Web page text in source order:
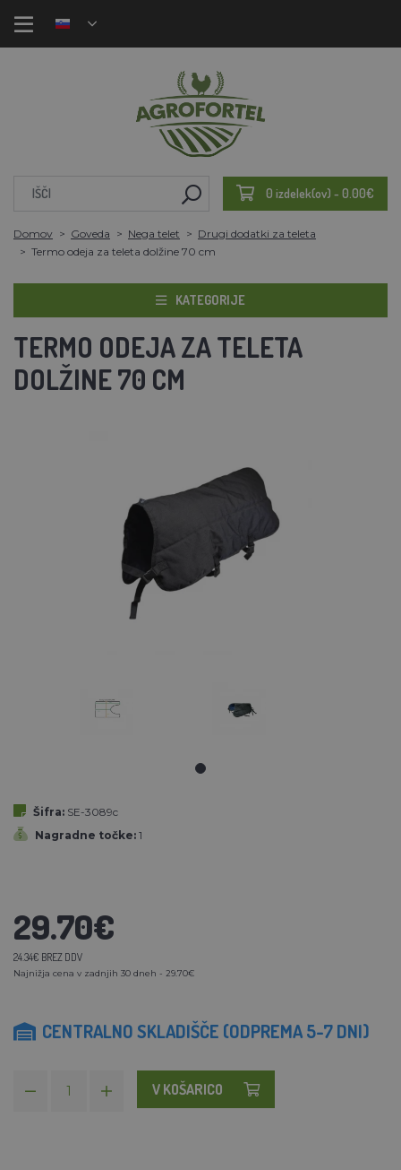
0 izdelek(ov) - 0.00€
Domov Goveda Nega telet
Drugi dodatki za teleta
Termo odeja za teleta dolžine 70 cm
KATEGORIJE
TERMO ODEJA ZA TELETA
DOLŽINE 70 CM
Šifra: SE-3089c
Nagradne točke: 1
29.70€
24.34€ BREZ DDV
Najnižja cena v zadnjih 30 dneh - 29.70€
CENTRALNO SKLADIŠČE (ODPREMA 5-7 DNI)
V KOŠARICO